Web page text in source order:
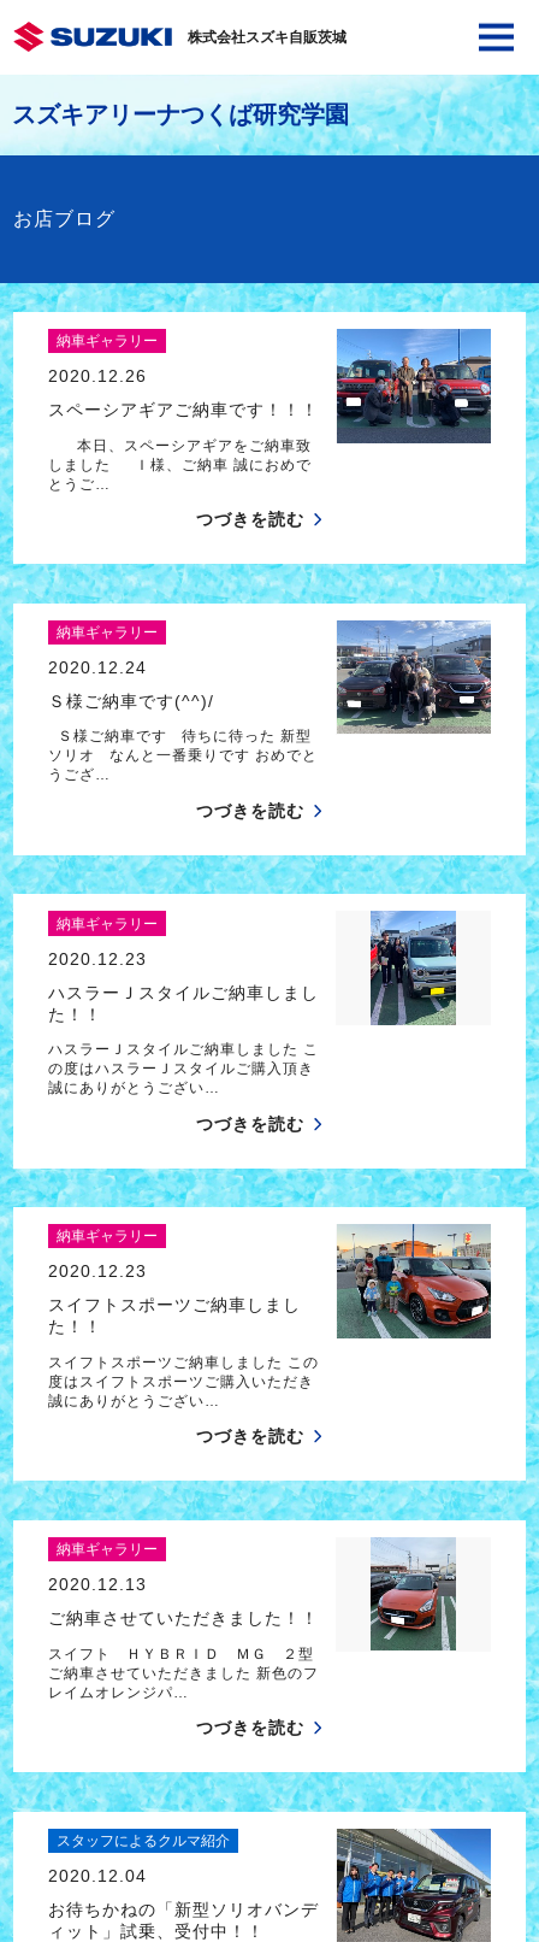
株式会社スズキ自販茨城
スズキアリーナつくば研究学園
お店ブログ
納車ギャラリー
2020.12.26
スペーシアギアご納車です！！！
本日、スペーシアギアをご納車致
しました Ｉ様、ご納車 誠におめで
とうご…
つづきを読む
納車ギャラリー
2020.12.24
Ｓ様ご納車です(^^)/
Ｓ様ご納車です 待ちに待った 新型
ソリオ なんと一番乗りです おめでと
うござ…
つづきを読む
納車ギャラリー
2020.12.23
ハスラーＪスタイルご納車しまし
た！！
ハスラーＪスタイルご納車しました こ
の度はハスラーＪスタイルご購入頂き
誠にありがとうござい…
つづきを読む
納車ギャラリー
2020.12.23
スイフトスポーツご納車しまし
た！！
スイフトスポーツご納車しました この
度はスイフトスポーツご購入いただき
誠にありがとうござい…
つづきを読む
納車ギャラリー
2020.12.13
ご納車させていただきました！！
スイフト ＨＹＢＲＩＤ ＭＧ ２型
ご納車させていただきました 新色のフ
レイムオレンジパ…
つづきを読む
スタッフによるクルマ紹介
2020.12.04
お待ちかねの「新型ソリオバンデ
ィット」試乗、受付中！！